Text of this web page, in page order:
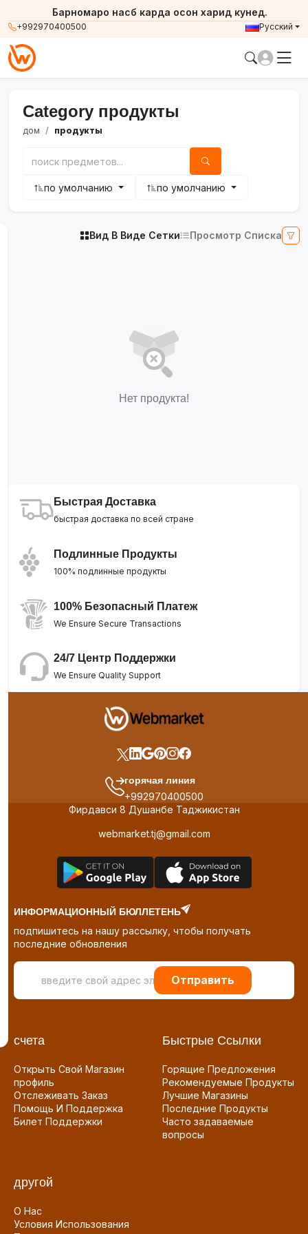
+992970400500
Барномаро насб карда осон харид кунед.
Русский
Category продукты
дом продукты
по умолчанию по умолчанию
Вид В Виде Сетки Просмотр Списка
Нет продукта!
Быстрая Доставка
быстрая доставка по всей стране
Подлинные Продукты
100% подлинные продукты
100% Безопасный Платеж
We Ensure Secure Transactions
24/7 Центр Поддержки
We Ensure Quality Support
горячая линия
+992970400500
Фирдавси 8 Душанбе Таджикистан
webmarket.tj@gmail.com
ИНФОРМАЦИОННЫЙ БЮЛЛЕТЕНЬ
подпишитесь на нашу рассылку, чтобы получать
последние обновления
Отправить
счета
Открыть Свой Магазин
профиль
Отслеживать Заказ
Помощь И Поддержка
Билет Поддержки
Быстрые Ссылки
Горящие Предложения
Рекомендуемые Продукты
Лучшие Магазины
Последние Продукты
Часто задаваемые
вопросы
другой
О Нас
Условия Использования